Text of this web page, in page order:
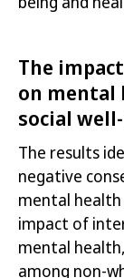
The
on mental
social
The results
negative
mental health
impact of
mental
among non-